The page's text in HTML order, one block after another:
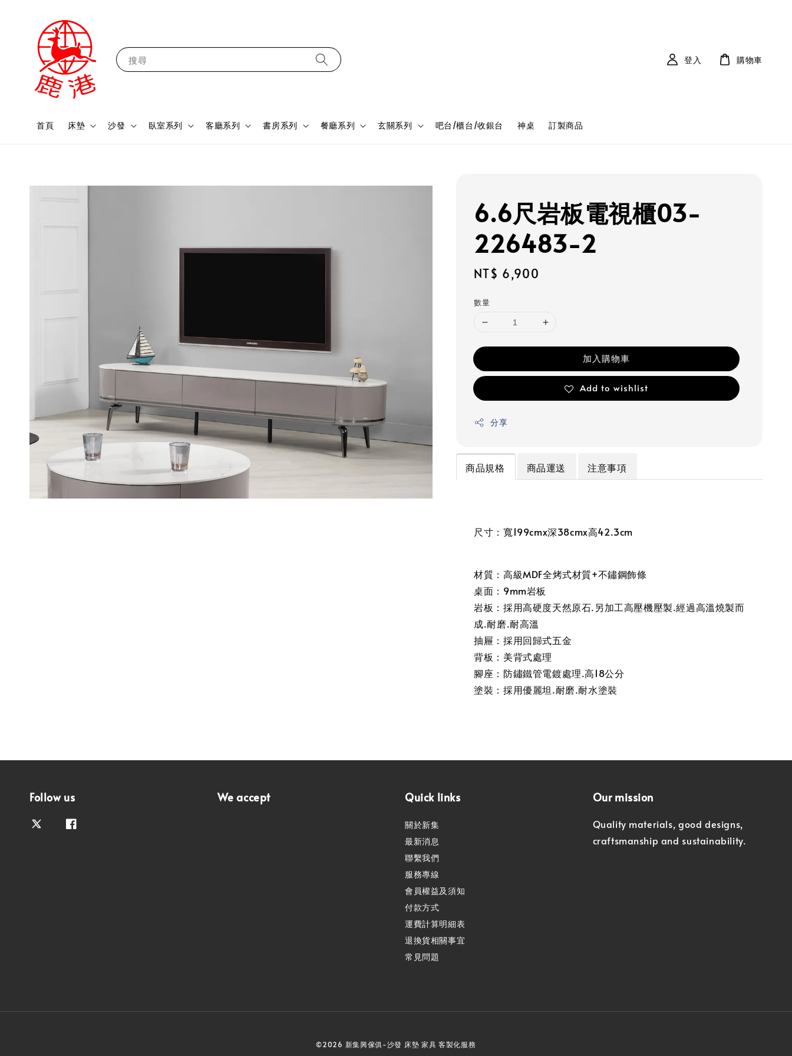
搜尋
首頁 床墊 沙發 臥室系列 客廳系列 書房系列 餐廳系列 玄關系列 吧台/櫃台/收銀台 神桌 訂製商品
登入 購物車
6.6尺岩板電視櫃03-
226483-2
Regular
NT$ 6,900
數量
加入購物車
Add to wishlist
分享
商品規格 商品運送 注意事項
尺寸：寬199cmx深38cmx高42.3cm
材質：高級MDF全烤式材質+不鏽鋼飾條
桌面：9mm岩板
岩板：採用高硬度天然原石.另加工高壓機壓製.經過高溫燒製而
成.耐磨.耐高溫
抽屜：採用回歸式五金
背板：美背式處理
腳座：防鏽鐵管電鍍處理.高18公分
塗裝：採用優麗坦.耐磨.耐水塗裝
Follow us We accept Quick links
關於新集
最新消息
聯繫我們
服務專線
會員權益及須知
付款方式
運費計算明細表
退換貨相關事宜
常見問題
Our mission
Quality materials, good designs,
craftsmanship and sustainability.
©2026 新集興傢俱-沙發 床墊 家具 客製化服務